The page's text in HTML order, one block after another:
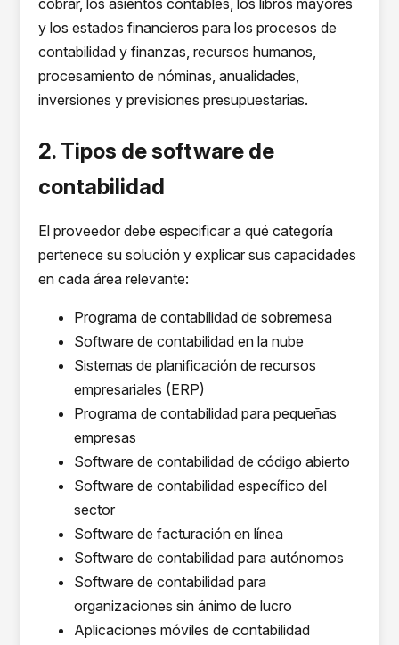
cobrar, los asientos contables, los libros mayores
y los estados financieros para los procesos de
contabilidad y finanzas, recursos humanos,
procesamiento de nóminas, anualidades,
inversiones y previsiones presupuestarias.
2. Tipos de software de
contabilidad
El proveedor debe especificar a qué categoría
pertenece su solución y explicar sus capacidades
en cada área relevante:
Programa de contabilidad de sobremesa
Software de contabilidad en la nube
Sistemas de planificación de recursos
empresariales (ERP)
Programa de contabilidad para pequeñas
empresas
Software de contabilidad de código abierto
Software de contabilidad específico del
sector
Software de facturación en línea
Software de contabilidad para autónomos
Software de contabilidad para
organizaciones sin ánimo de lucro
Aplicaciones móviles de contabilidad